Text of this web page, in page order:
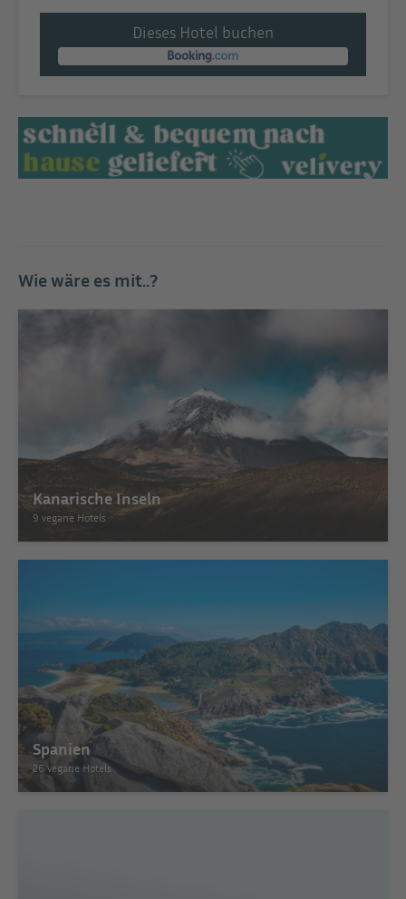
Dieses Hotel buchen
Wie wäre es mit..?
Kanarische Inseln
9 vegane Hotels
Spanien
26 vegane Hotels